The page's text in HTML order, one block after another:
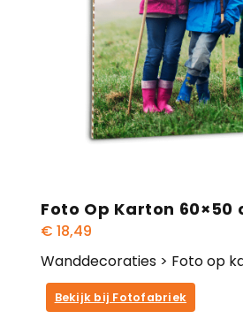
Foto Op Karton 60×50
€ 18,49
Wanddecoraties > Foto op
Bekijk bij Fotofabriek